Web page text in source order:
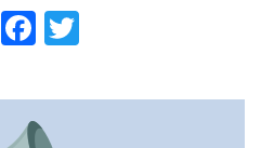
ShareFacebook